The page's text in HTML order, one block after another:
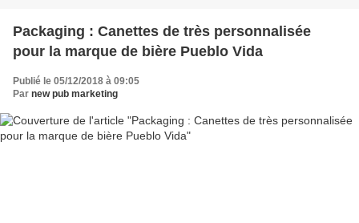
Packaging : Canettes de très personnalisée
pour la marque de bière Pueblo Vida
Publié le 05/12/2018 à 09:05
Par new pub marketing